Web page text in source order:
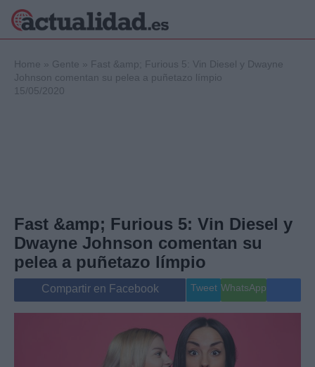
Internacional
Viajes
Gente
Musica
Home » Gente » Fast &amp; Furious 5: Vin Diesel y Dwayne
Johnson comentan su pelea a puñetazo límpio
15/05/2020
Fast &amp; Furious 5: Vin Diesel y
Dwayne Johnson comentan su
pelea a puñetazo límpio
Compartir en Facebook Tweet WhatsApp